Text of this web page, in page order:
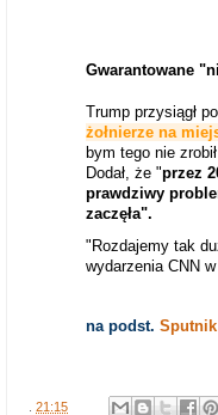
Gwarantowane
Trump przysiągł
żołnierze na
bym tego nie
Dodał, że "przez
prawdziwy
zaczęła".
"Rozdajemy tak
wydarzenia CNN
na podst.
21:15